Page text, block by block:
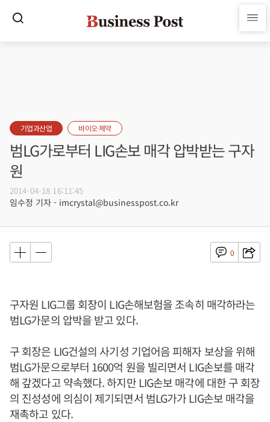
기업과산업 바이오·제약
범LG가로부터 LIG손보 매각 압박받는 구자
원
2014-04-18 16:11:45
임수정 기자 - imcrystal@businesspost.co.kr
0
구자원 LIG그룹 회장이 LIG손해보험을 조속히 매각하라는
범LG가문의 압박을 받고 있다.
구 회장은 LIG건설의 사기성 기업어음 피해자 보상을 위해
범LG가문으로부터 1600억 원을 빌리면서 LIG손보를 매각
해 갚겠다고 약속했다. 하지만 LIG손보 매각에 대한 구 회장
의 진성성에 의심이 제기되면서 범LG가가 LIG손보 매각을
재촉하고 있다.